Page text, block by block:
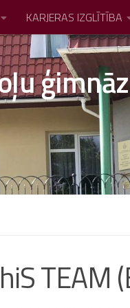
KARJERAS IZGLĪTĪBA
TEAM